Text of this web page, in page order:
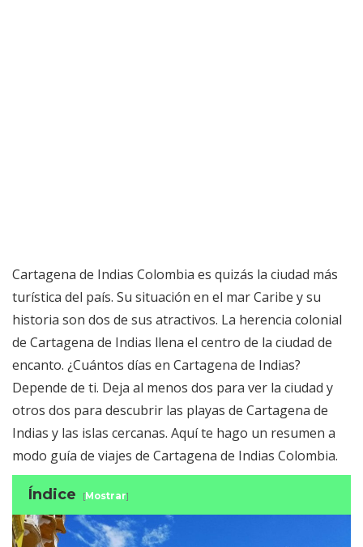
Cartagena de Indias Colombia es quizás la ciudad más
turística del país. Su situación en el mar Caribe y su
historia son dos de sus atractivos. La herencia colonial
de Cartagena de Indias llena el centro de la ciudad de
encanto. ¿Cuántos días en Cartagena de Indias?
Depende de ti. Deja al menos dos para ver la ciudad y
otros dos para descubrir las playas de Cartagena de
Indias y las islas cercanas. Aquí te hago un resumen a
modo guía de viajes de Cartagena de Indias Colombia.
Índice [Mostrar]
Cartagena de Indias, historia de 'La
Heroica'